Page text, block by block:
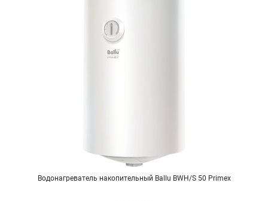
Водонагреватель накопительный Ballu BWH/S 50 Primex